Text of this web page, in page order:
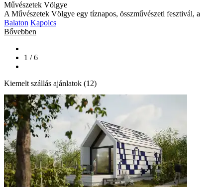
Művészetek Völgye
A Művészetek Völgye egy tíznapos, összművészeti fesztivál, a
Balaton Kapolcs
Bővebben
1 / 6
Kiemelt szállás ajánlatok (12)